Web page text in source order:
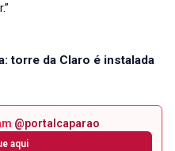
torre da Claro é instalada
@portalcaparao
aqui